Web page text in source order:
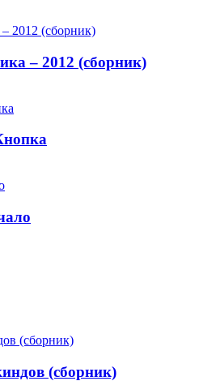
– 2012 (сборник)
(сборник)